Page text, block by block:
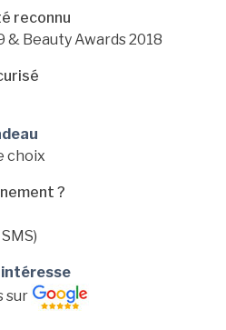
reconnu
& Beauty Awards 2018
choix
?
intéresse
sur